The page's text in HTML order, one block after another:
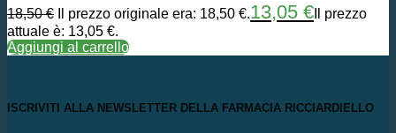
18,50€ Il prezzo originale era: 18,50 €.13,05 € Il prezzo
attuale è: 13,05 €.
Aggiungi al carrello
ISCRIVITI ALLA NEWSLETTER DELLA FARMACIA RICCIARDIELLO